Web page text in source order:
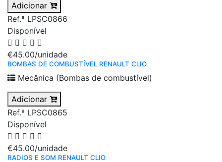
Adicionar
Ref.ª LPSC0866
Disponível
€45.00/unidade
BOMBAS DE COMBUSTÍVEL RENAULT CLIO
Mecânica (Bombas de combustível)
Adicionar
Ref.ª LPSC0865
Disponível
€45.00/unidade
RADIOS E SOM RENAULT CLIO